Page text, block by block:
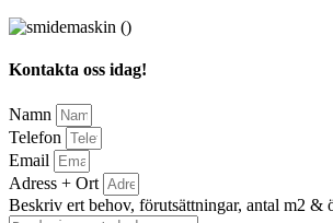
Kontakta oss idag!
Namn
Telefon
Email
Adress + Ort
Beskriv ert behov, förutsättningar, antal m2 &